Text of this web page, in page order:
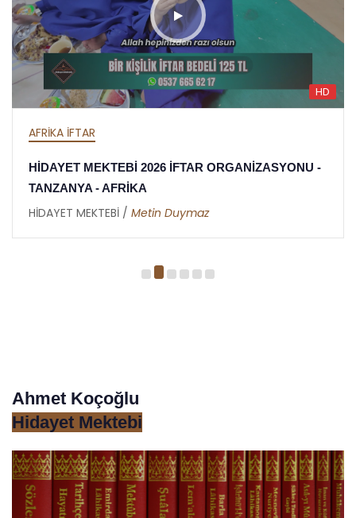
HD
AFRİKA İFTAR
HİDAYET MEKTEBİ 2026 İFTAR ORGANİZASYONU -
TANZANYA - AFRİKA
HİDAYET MEKTEBİ / Metin Duymaz
Ahmet Koçoğlu
Hidayet Mektebi